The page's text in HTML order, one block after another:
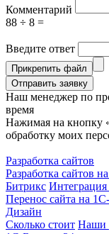
Комментарий
88 ÷ 8 =
Введите ответ
Прикрепить файл
Отправить заявку
Наш менеджер по
время
Нажимая на кнопку
обработку моих
Разработка сайтов
Разработка сайтов
Битрикс Интеграция
Перенос сайта на
Дизайн
Сколько стоит Наши